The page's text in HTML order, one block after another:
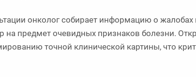
онколог собирает информацию о
на предмет очевидных признаков болезни.
точной клинической картины, что